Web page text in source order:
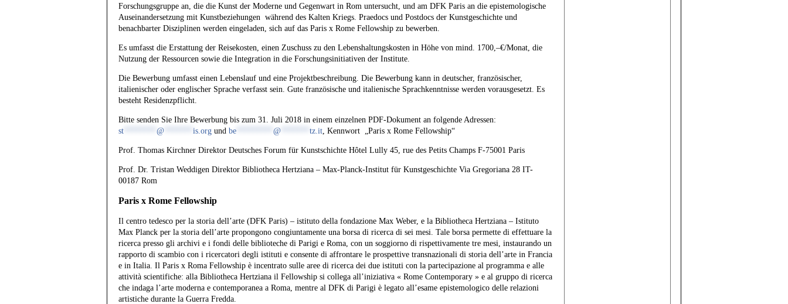
Forschungsgruppe an, die die Kunst der Moderne und Gegenwart in Rom untersucht, und am DFK Paris an die epistemologische
Auseinandersetzung mit Kunstbeziehungen während des Kalten Kriegs. Praedocs und Postdocs der Kunstgeschichte und
benachbarter Disziplinen werden eingeladen, sich auf das Paris x Rome Fellowship zu bewerben.
Es umfasst die Erstattung der Reisekosten, einen Zuschuss zu den Lebenshaltungskosten in Höhe von mind. 1700,–€/Monat, die
Nutzung der Ressourcen sowie die Integration in die Forschungsinitiativen der Institute.
Die Bewerbung umfasst einen Lebenslauf und eine Projektbeschreibung. Die Bewerbung kann in deutscher, französischer,
italienischer oder englischer Sprache verfasst sein. Gute französische und italienische Sprachkenntnisse werden vorausgesetzt. Es
besteht Residenzpflicht.
Bitte senden Sie Ihre Bewerbung bis zum 31. Juli 2018 in einem einzelnen PDF-Dokument an folgende Adressen:
st
@ is.org und be @ tz.it, Kennwort „Paris x Rome Fellowship“
Prof. Thomas Kirchner Direktor Deutsches Forum für Kunstschichte Hôtel Lully 45, rue des Petits Champs F-75001 Paris
Prof. Dr. Tristan Weddigen Direktor Bibliotheca Hertziana – Max-Planck-Institut für Kunstgeschichte Via Gregoriana 28 IT-
00187 Rom
Paris x Rome Fellowship
Il centro tedesco per la storia dell’arte (DFK Paris) – istituto della fondazione Max Weber, e la Bibliotheca Hertziana – Istituto
Max Planck per la storia dell’arte propongono congiuntamente una borsa di ricerca di sei mesi. Tale borsa permette di effettuare la
ricerca presso gli archivi e i fondi delle biblioteche di Parigi e Roma, con un soggiorno di rispettivamente tre mesi, instaurando un
rapporto di scambio con i ricercatori degli istituti e consente di affrontare le prospettive transnazionali di storia dell’arte in Francia
e in Italia. Il Paris x Roma Fellowship è incentrato sulle aree di ricerca dei due istituti con la partecipazione al programma e alle
attività scientifiche: alla Bibliotheca Hertziana il Fellowship si collega all’iniziativa « Rome Contemporary » e al gruppo di ricerca
che indaga l’arte moderna e contemporanea a Roma, mentre al DFK di Parigi è legato all’esame epistemologico delle relazioni
artistiche durante la Guerra Fredda.